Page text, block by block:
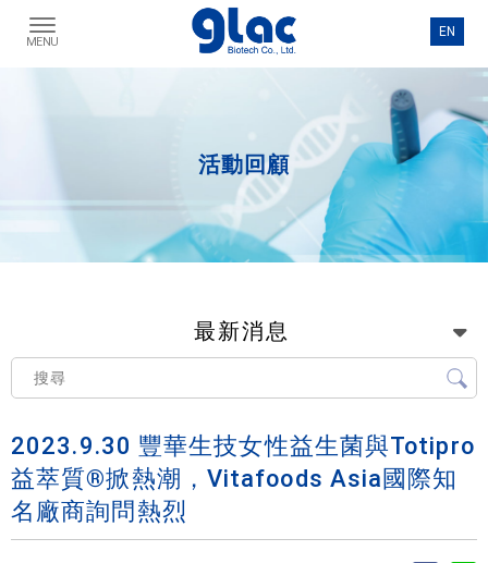
活動回顧
最新消息
2023.9.30 豐華生技女性益生菌與Totipro
益萃質®掀熱潮，Vitafoods Asia國際知
名廠商詢問熱烈